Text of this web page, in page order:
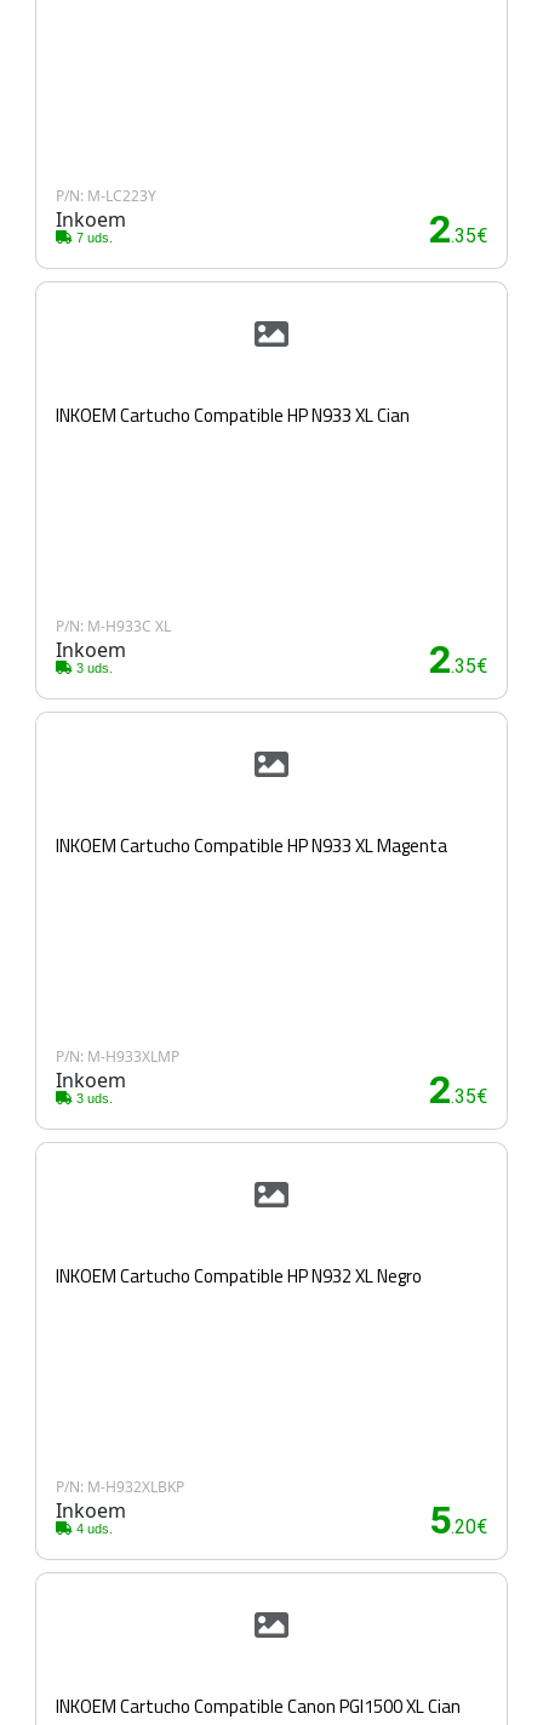
P/N: M-LC223Y
Inkoem
7 uds. 2.35€
INKOEM Cartucho Compatible HP N933 XL Cian
P/N: M-H933C XL
Inkoem
3 uds. 2.35€
INKOEM Cartucho Compatible HP N933 XL Magenta
P/N: M-H933XLMP
Inkoem
3 uds. 2.35€
INKOEM Cartucho Compatible HP N932 XL Negro
P/N: M-H932XLBKP
Inkoem
4 uds. 5.20€
INKOEM Cartucho Compatible Canon PGI1500 XL Cian